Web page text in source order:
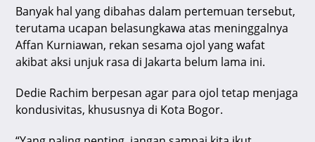
k
Banyak hal yang dibahas dalam pertemuan tersebut,
terutama ucapan belasungkawa atas meninggalnya
Affan Kurniawan, rekan sesama ojol yang wafat
akibat aksi unjuk rasa di Jakarta belum lama ini.
Dedie Rachim berpesan agar para ojol tetap menjaga
kondusivitas, khususnya di Kota Bogor.